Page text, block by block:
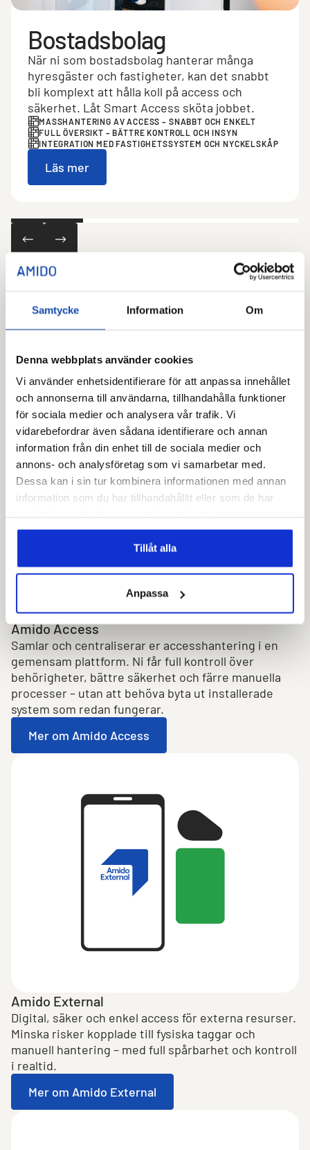
Samtycke Information Om
Denna webbplats använder cookies
Vi använder enhetsidentifierare för att anpassa innehållet
och annonserna till användarna, tillhandahålla funktioner
för sociala medier och analysera vår trafik. Vi
vidarebefordrar även sådana identifierare och annan
information från din enhet till de sociala medier och
annons- och analysföretag som vi samarbetar med.
Dessa kan i sin tur kombinera informationen med annan
information som du har tillhandahållit eller som de har
Tillåt alla
Anpassa
Bostadsbolag
När ni som bostadsbolag hanterar många
hyresgäster och fastigheter, kan det snabbt
bli komplext att hålla koll på access och
säkerhet. Låt Smart Access sköta jobbet.
MASSHANTERING AV ACCESS – SNABBT OCH ENKELT
FULL ÖVERSIKT – BÄTTRE KONTROLL OCH INSYN
INTEGRATION MED FASTIGHETSSYSTEM OCH NYCKELSKÅP
Läs mer
Delarna som gör helheten.
Amido Access
Samlar och centraliserar er accesshantering i en
gemensam plattform. Ni får full kontroll över
behörigheter, bättre säkerhet och färre manuella
processer – utan att behöva byta ut installerade
system som redan fungerar.
Mer om Amido Access
Amido External
Digital, säker och enkel access för externa resurser.
Minska risker kopplade till fysiska taggar och
manuell hantering – med full spårbarhet och kontroll
i realtid.
Mer om Amido External